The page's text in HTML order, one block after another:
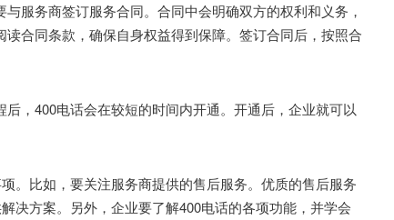
务商签订服务合同。合同中会明确双方的权利和义务，
合同条款，确保自身权益得到保障。签订合同后，按照合
400电话会在较短的时间内开通。开通后，企业就可以
比如，要关注服务商提供的售后服务。优质的售后服务
决方案。另外，企业要了解400电话的各项功能，并学会